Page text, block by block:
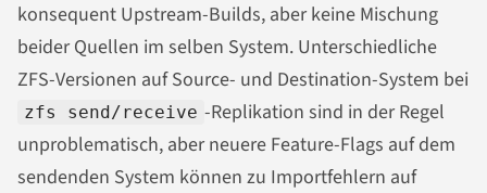
konsequent Upstream-Builds, aber keine Mischung
beider Quellen im selben System. Unterschiedliche
ZFS-Versionen auf Source- und Destination-System bei
zfs send/receive -Replikation sind in der Regel
unproblematisch, aber neuere Feature-Flags auf dem
sendenden System können zu Importfehlern auf